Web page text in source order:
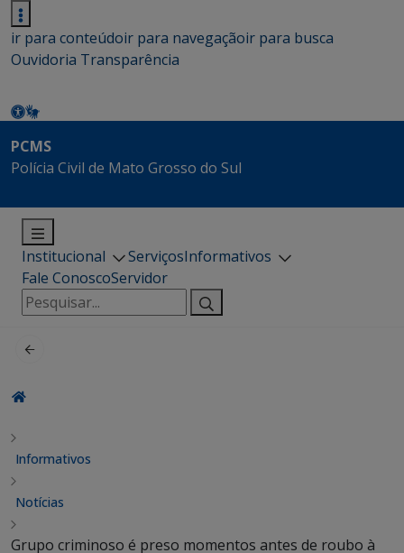
ir para conteúdoir para navegaçãoir para busca
Ouvidoria Transparência
PCMS
Polícia Civil de Mato Grosso do Sul
Institucional ServiçosInformativos
Fale ConoscoServidor
Pesquisar
por:
Informativos
Notícias
Grupo criminoso é preso momentos antes de roubo à